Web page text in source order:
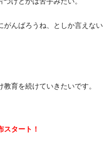
がんばろうね、としか言えない
育を続けていきたいです。
スタート！